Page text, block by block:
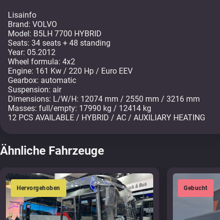
Lisainfo
Brand: VOLVO
Model: B5LH 7700 HYBRID
Seats: 34 seats + 48 standing
Year: 05.2012
Wheel formula: 4x2
Engine: 161 Kw / 220 Hp / Euro EEV
Gearbox: automatic
Suspension: air
Dimensions: L/W/H: 12074 mm / 2550 mm / 3216 mm
Masses: full/empty: 17990 kg / 12414 kg
12 PCS AVAILABLE / HYBRID / AC / AUXILIARY HEATING
Ähnliche Fahrzeuge
Hervorgehoben Gebucht